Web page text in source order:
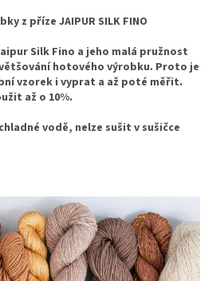
z příze JAIPUR SILK FINO
Silk Fino a jeho malá pružnost
hotového výrobku. Proto je
vzorek i vyprat a až poté měřit.
až o 10%.
vodě, nelze sušit v sušičce